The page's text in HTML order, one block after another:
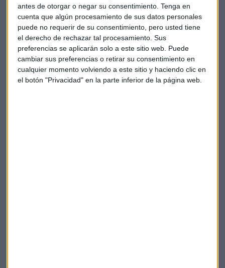
antes de otorgar o negar su consentimiento. Tenga en
cuenta que algún procesamiento de sus datos personales
puede no requerir de su consentimiento, pero usted tiene
el derecho de rechazar tal procesamiento. Sus
preferencias se aplicarán solo a este sitio web. Puede
cambiar sus preferencias o retirar su consentimiento en
cualquier momento volviendo a este sitio y haciendo clic en
el botón "Privacidad" en la parte inferior de la página web.
Así reparte miles de millones EEUU en Defensa
y Chips